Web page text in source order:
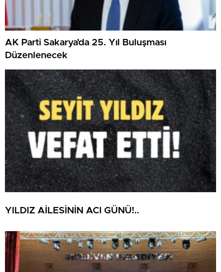
AK Parti Sakarya’da 25. Yıl Buluşması
Düzenlenecek
YILDIZ AİLESİNİN ACI GÜNÜ!..